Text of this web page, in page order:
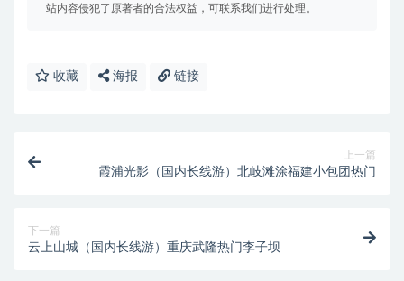
站内容侵犯了原著者的合法权益，可联系我们进行处理。
收藏 海报 链接
上一篇
霞浦光影（国内长线游）北岐滩涂福建小包团热门
下一篇
云上山城（国内长线游）重庆武隆热门李子坝